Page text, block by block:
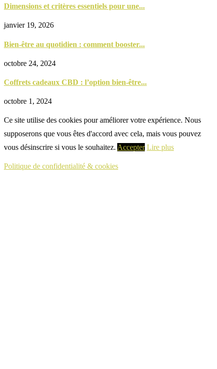
Dimensions et critères essentiels pour une...
janvier 19, 2026
Bien-être au quotidien : comment booster...
octobre 24, 2024
Coffrets cadeaux CBD : l’option bien-être...
octobre 1, 2024
Ce site utilise des cookies pour améliorer votre expérience. Nous
supposerons que vous êtes d'accord avec cela, mais vous pouvez
vous désinscrire si vous le souhaitez. Accepter Lire plus
Politique de confidentialité & cookies